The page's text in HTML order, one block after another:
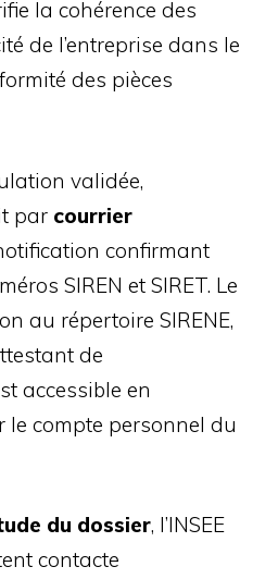
la cohérence des
de l’entreprise dans le
des pièces
validée,
par courrier
confirmant
SIREN et SIRET. Le
au répertoire SIRENE,
de
accessible en
le compte personnel du
du dossier, l’INSEE
contacte